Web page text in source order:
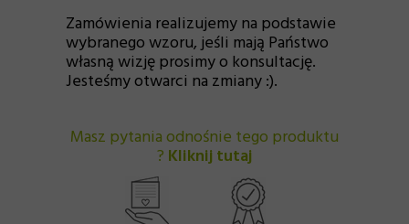
Zamówienia realizujemy na podstawie
wybranego wzoru, jeśli mają Państwo
własną wizję prosimy o konsultację.
Jesteśmy otwarci na zmiany :).
Masz pytania odnośnie tego produktu
? Kliknij tutaj